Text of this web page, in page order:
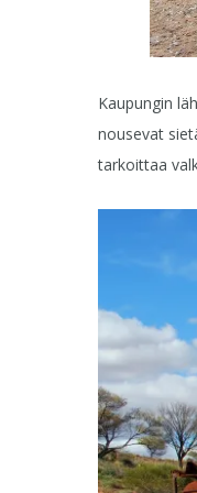
Kaupungin
nousevat
tarkoittaa